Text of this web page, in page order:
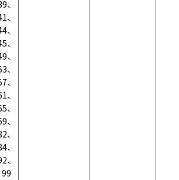
、
、
、
、
、
、
、
、
、
、
、
、
、
99